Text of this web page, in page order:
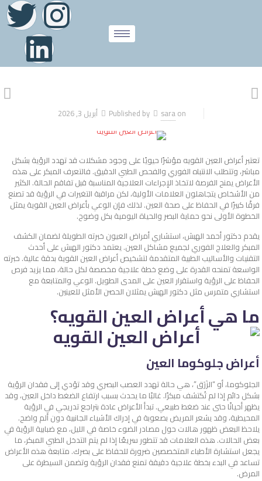
Published by saraon أبريل 3, 2026
تعتبرأعراض العين القويه مؤشرًا حيويًا على وجود مشكلات قد تهدد الرؤية بشكل
مباشر، وتتطلب الانتباه الفوري والفحص الطبي الدقيق. فالتعرف المبكر على هذه
الأعراض يمنح الفرصة لاتخاذ الإجراءات العلاجية المناسبة قبل تفاقم الحالة. الكثير
من الأشخاص يتجاهلون العلامات الأولية، لكن مراقبة التغيرات في الرؤية قد تصنع
فرقًا كبيرًا في الحفاظ على صحة العين. لذلك فإن الوعي بأعراض العين القوية يمثل
الخطوة الأولى نحو حماية البصر والحياة اليومية بكل وضوح.
يقدم دكتور أحمد الهبش، استشاري أمراض العيون خبرته الطويلة لضمان الكشف
المبكر والعلاج الفوري لجميع مشاكل العين. يعتمد دكتور الهبش على أحدث
التقنيات والأساليب الطبية المتقدمة لتشخيص أعراض العين القوية بدقة عالية. خبرته
الواسعة تمنحه القدرة على وضع خطة علاجية مخصصة لكل حالة، مما يزيد فرص
الحفاظ على الرؤية واستقرار العين على المدى الطويل. الوعي والمتابعة مع
استشاري متمرس مثل دكتور الهبش يمثلان الحصن الأمثل للعينين.
ما هي أعراض العين القويه؟
أعراض جلوكوما العين
الجلوكوما، أو “الزَرَق”، هي حالة تهدد العصب البصري وقد تؤدي إلى فقدان الرؤية
بشكل دائم إذا لم تُكتشف مبكرًا. غالبًا ما يحدث بسبب ارتفاع الضغط داخل العين، وقد
يظهر أحيانًا حتى عند ضغط طبيعي. تبدأ الأعراض عادة بتراجع تدريجي في الرؤية
المحيطية، وقد يشعر المريض بصعوبة في إدراك الأشياء الجانبية دون ألم واضح.
يلاحظ البعض ظهور هالات حول مصادر الضوء خاصة في الليل، مع ضبابية الرؤية في
بعض الحالات. هذه العلامات قد تتطور سريعًا إذا لم يتم التدخل الطبي المبكر، ما
يجعل استشارة الأطباء المتخصصين ضرورة للحفاظ على بصرك. متابعة هذه الأعراض
تساعد في البدء بخطة علاجية دقيقة تمنع فقدان الرؤية وتضمن السيطرة على
المرض.